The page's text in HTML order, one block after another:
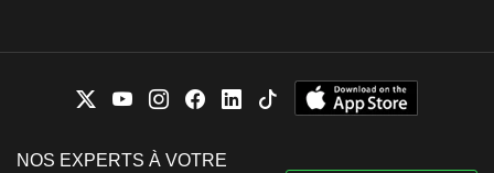
NOS EXPERTS À VOTRE